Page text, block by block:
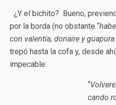
¿Y el bichito? Bueno,
por la borda (no obstante “
con valentía, donaire y
trepó hasta la cofa y, desde
impecable:
“
cando